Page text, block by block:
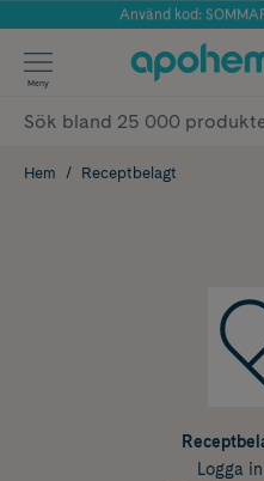
Årets Butik
Använd kod:
✓
✓ Poäng
Meny
Hem Receptbelagt
Logga